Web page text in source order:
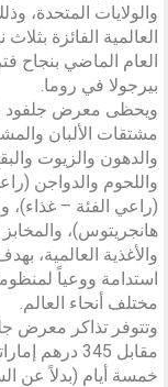
والولايات المتحدة،
العالمية الفائزة
العام الماضي بنجاح
بيرجولا في روما.
ويحظى معرض جلفود
مشتقات الألبان
والدهون والزيوت
واللحوم والدواجن
(راعي الفئة – غذاء)،
هانجريتوس)، والمخابز
والأغذية العالمية،
استدامة ووعياً
مختلف أنحاء العالم.
وتتوفر تذاكر معرض
مقابل 345
خمسة أيام (بدلاً عن السعر